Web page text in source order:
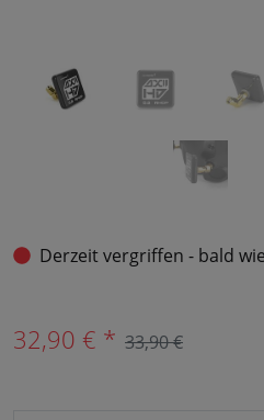
Derzeit vergriffen - bald
32,90 € * 33,90 €